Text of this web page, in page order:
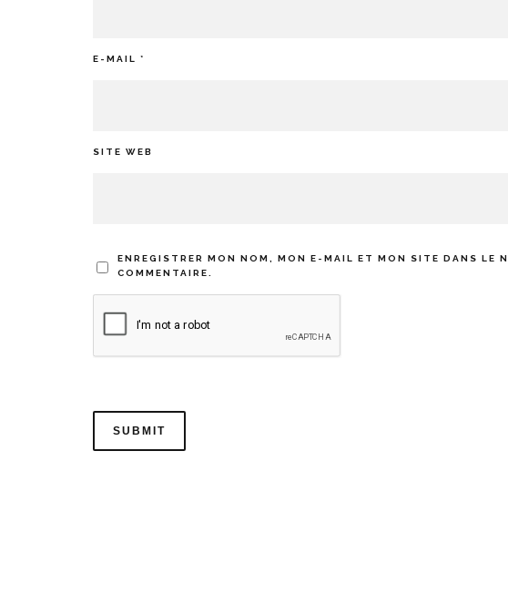
E-MAIL *
SITE WEB
ENREGISTRER MON NOM, MON E-MAIL ET MON SITE DANS LE
COMMENTAIRE.